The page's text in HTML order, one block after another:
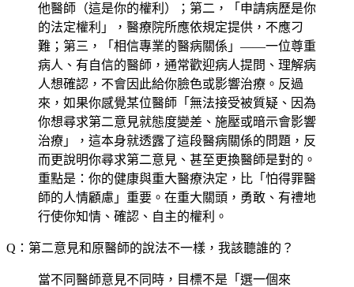
他醫師（這是你的權利）；第二，「申請病歷是你
的法定權利」，醫療院所應依規定提供，不應刁
難；第三，「相信專業的醫病關係」——一位尊重
病人、有自信的醫師，通常歡迎病人提問、理解病
人想確認，不會因此給你臉色或影響治療。反過
來，如果你感覺某位醫師「無法接受被質疑、因為
你想尋求第二意見就態度變差、施壓或暗示會影響
治療」，這本身就透露了這段醫病關係的問題，反
而更說明你尋求第二意見、甚至更換醫師是對的。
重點是：你的健康與重大醫療決定，比「怕得罪醫
師的人情顧慮」重要。在重大關頭，勇敢、有禮地
行使你知情、確認、自主的權利。
Q：第二意見和原醫師的說法不一樣，我該聽誰的？
當不同醫師意見不同時，目標不是「選一個來